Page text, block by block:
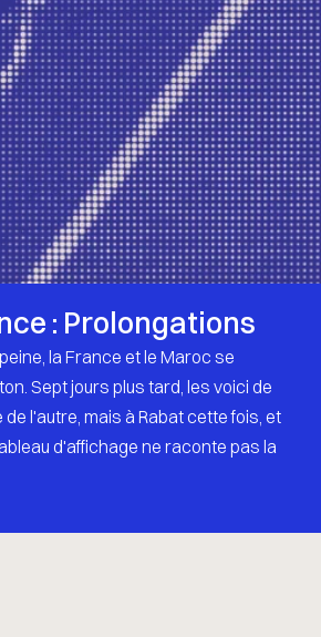
: Prolongations
la France et le Maroc se
Sept jours plus tard, les voici de
l'autre, mais à Rabat cette fois, et
d'affichage ne raconte pas la